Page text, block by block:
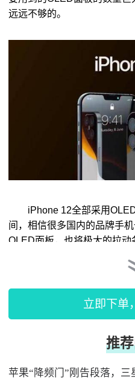
远远不够的。
iPhone 12全部采用OLED
间，相信很多国内的品牌手
OLED面板，也将极大的拉
有消息称，苹果今年在
98亿美元，在全球 OLED 面
在OLED面板支出方面仅次
星在OLED面板的支出88为
立即下单
苹果“降频门”刚告段落，三